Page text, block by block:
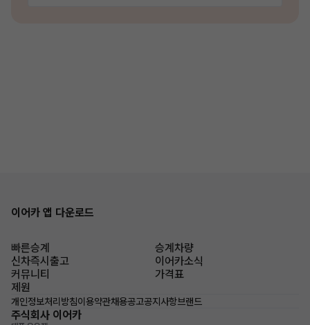
이어카 앱 다운로드
빠른승계
승계차량
신차즉시출고
이어카소식
커뮤니티
가격표
제원
개인정보처리방침이용약관채용공고공지사항브랜드
주식회사 이어카